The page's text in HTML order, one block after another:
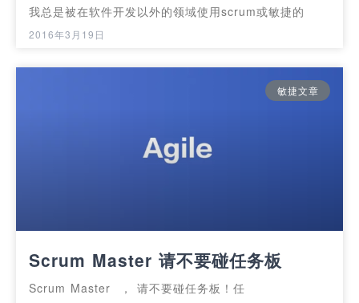
我总是被在软件开发以外的领域使用scrum或敏捷的
2016年3月19日
敏捷文章
Scrum Master 请不要碰任务板
Scrum Master ， 请不要碰任务板！任